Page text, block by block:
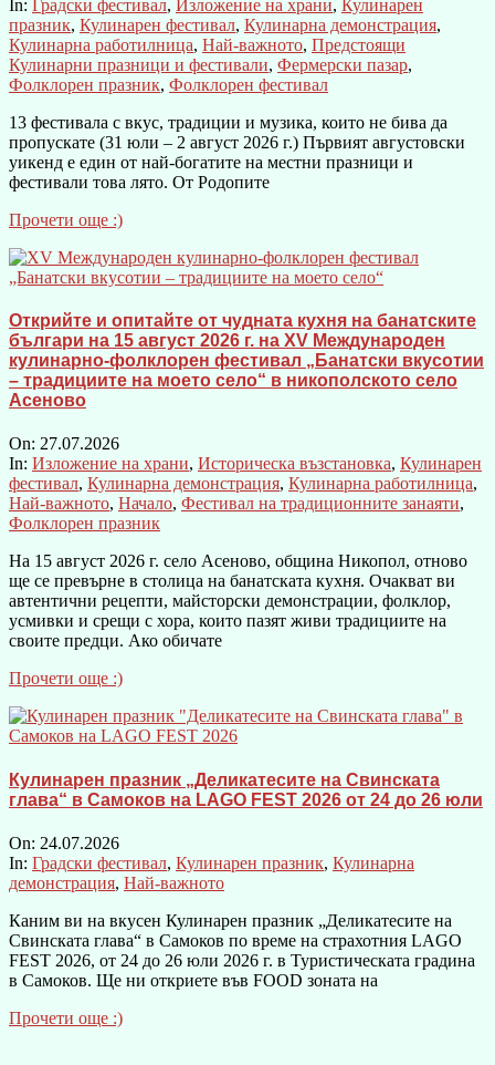
In: Градски фестивал, Изложение на храни, Кулинарен
празник, Кулинарен фестивал, Кулинарна демонстрация,
Кулинарна работилница, Най-важното, Предстоящи
Кулинарни празници и фестивали, Фермерски пазар,
Фолклорен празник, Фолклорен фестивал
13 фестивала с вкус, традиции и музика, които не бива да
пропускате (31 юли – 2 август 2026 г.) Първият августовски
уикенд е един от най-богатите на местни празници и
фестивали това лято. От Родопите
Прочети още :)
Открийте и опитайте от чудната кухня на банатските
българи на 15 август 2026 г. на XV Международен
кулинарно-фолклорен фестивал „Банатски вкусотии
– традициите на моето село“ в никополското село
Асеново
On: 27.07.2026
In: Изложение на храни, Историческа възстановка, Кулинарен
фестивал, Кулинарна демонстрация, Кулинарна работилница,
Най-важното, Начало, Фестивал на традиционните занаяти,
Фолклорен празник
На 15 август 2026 г. село Асеново, община Никопол, отново
ще се превърне в столица на банатската кухня. Очакват ви
автентични рецепти, майсторски демонстрации, фолклор,
усмивки и срещи с хора, които пазят живи традициите на
своите предци. Ако обичате
Прочети още :)
Кулинарен празник „Деликатесите на Свинската
глава“ в Самоков на LAGO FEST 2026 от 24 до 26 юли
On: 24.07.2026
In: Градски фестивал, Кулинарен празник, Кулинарна
демонстрация, Най-важното
Каним ви на вкусен Кулинарен празник „Деликатесите на
Свинската глава“ в Самоков по време на страхотния LAGO
FEST 2026, от 24 до 26 юли 2026 г. в Туристическата градина
в Самоков. Ще ни откриете във FOOD зоната на
Прочети още :)